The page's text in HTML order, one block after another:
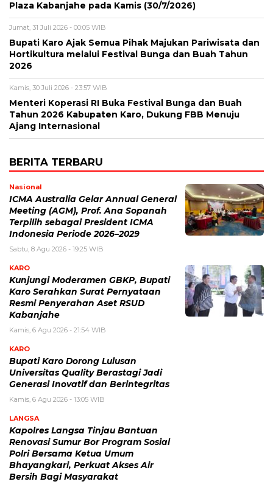
Plaza Kabanjahe pada Kamis (30/7/2026)
Jumat, 31 Juli 2026 - 00:05 WIB
Bupati Karo Ajak Semua Pihak Majukan Pariwisata dan
Hortikultura melalui Festival Bunga dan Buah Tahun
2026
Kamis, 30 Juli 2026 - 23:57 WIB
Menteri Koperasi RI Buka Festival Bunga dan Buah
Tahun 2026 Kabupaten Karo, Dukung FBB Menuju
Ajang Internasional
BERITA TERBARU
Nasional
ICMA Australia Gelar Annual General
Meeting (AGM), Prof. Ana Sopanah
Terpilih sebagai President ICMA
Indonesia Periode 2026–2029
Sabtu, 8 Agu 2026 - 19:25 WIB
KARO
Kunjungi Moderamen GBKP, Bupati
Karo Serahkan Surat Pernyataan
Resmi Penyerahan Aset RSUD
Kabanjahe
Kamis, 6 Agu 2026 - 21:54 WIB
KARO
Bupati Karo Dorong Lulusan
Universitas Quality Berastagi Jadi
Generasi Inovatif dan Berintegritas
Kamis, 6 Agu 2026 - 13:05 WIB
LANGSA
Kapolres Langsa Tinjau Bantuan
Renovasi Sumur Bor Program Sosial
Polri Bersama Ketua Umum
Bhayangkari, Perkuat Akses Air
Bersih Bagi Masyarakat